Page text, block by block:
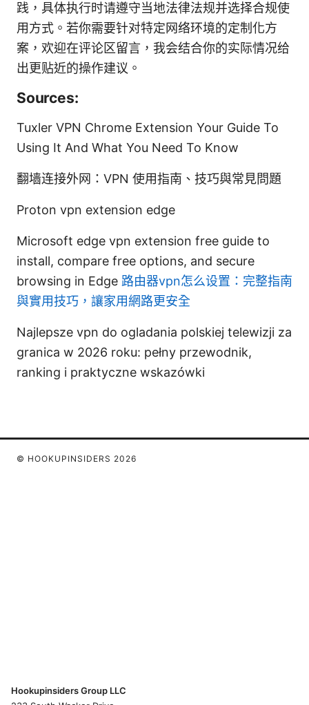
践，具体执行时请遵守当地法律法规并选择合规使
用方式。若你需要针对特定网络环境的定制化方
案，欢迎在评论区留言，我会结合你的实际情况给
出更贴近的操作建议。
Sources:
Tuxler VPN Chrome Extension Your Guide To
Using It And What You Need To Know
翻墙连接外网：VPN 使用指南、技巧與常見問題
Proton vpn extension edge
Microsoft edge vpn extension free guide to
install, compare free options, and secure
browsing in Edge 路由器vpn怎么设置：完整指南
與實用技巧，讓家用網路更安全
Najlepsze vpn do ogladania polskiej telewizji za
granica w 2026 roku: pełny przewodnik,
ranking i praktyczne wskazówki
© HOOKUPINSIDERS 2026
Hookupinsiders Group LLC